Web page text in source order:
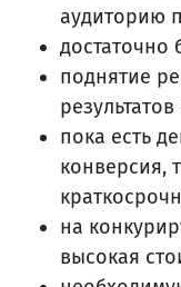
аудиторию
достаточно
поднятие
пока есть
конверсия,
на
высокая